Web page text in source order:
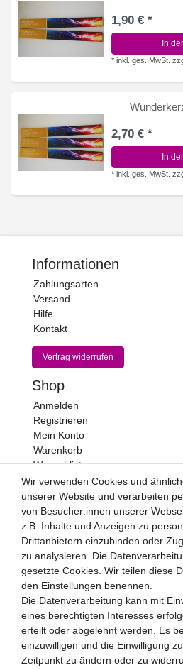
1,90 € *
In
*inkl. ges. MwSt.
2,70 € *
In
*inkl. ges. MwSt.
Informationen
Zahlungsarten
Versand
Hilfe
Kontakt
Vertrag widerrufen
Shop
Anmelden
Registrieren
Mein Konto
Warenkorb
Wunschliste
Newsletter
E-MAIL **
Newsletter
Honig
gelesen habe. Meine Einwilligung
widerrufen.**
Abonnieren
** Hierbei
Zahlungsarten
Wir verwenden Cookies und
unserer Website und verarbeiten
von Besucher:innen unserer
z.B. Inhalte und Anzeigen zu
Drittanbietern einzubinden oder
zu analysieren. Die
gesetzte Cookies. Wir teilen diese
den Einstellungen benennen.
Die Datenverarbeitung kann mit
eines berechtigten Interesses
erteilt oder abgelehnt werden. Es
einzuwilligen und die Einwilligung
Zeitpunkt zu ändern oder zu